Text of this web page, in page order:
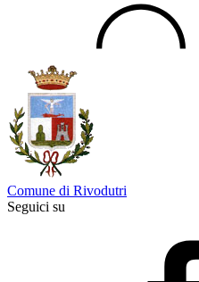
Comune di Rivodutri
Seguici su